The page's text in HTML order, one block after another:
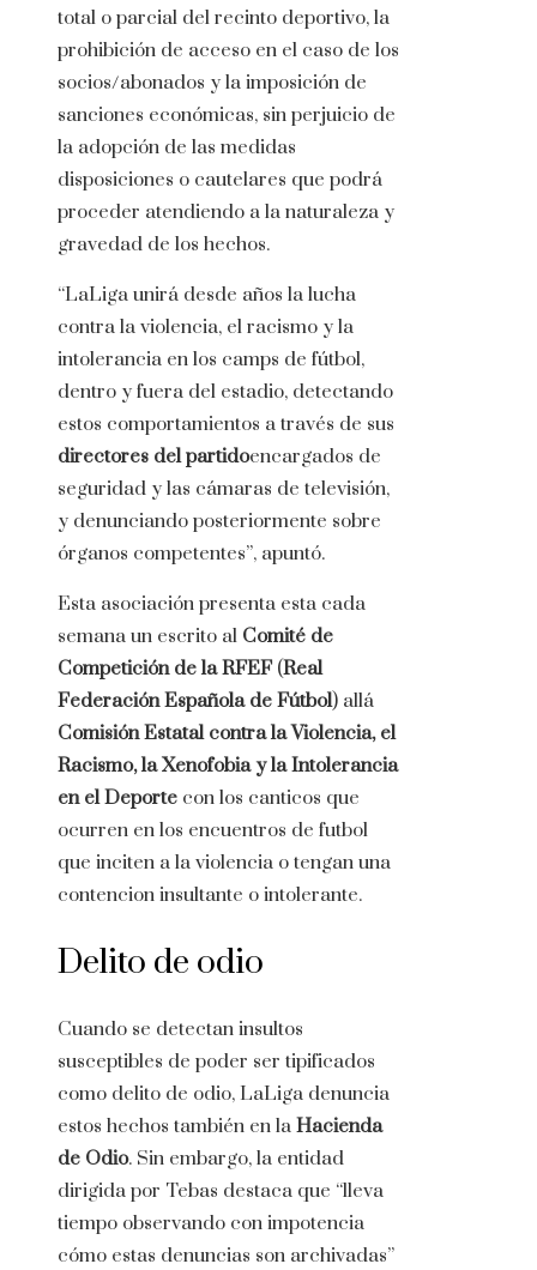
total o parcial del recinto deportivo, la
prohibición de acceso en el caso de los
socios/abonados y la imposición de
sanciones económicas, sin perjuicio de
la adopción de las medidas
disposiciones o cautelares que podrá
proceder atendiendo a la naturaleza y
gravedad de los hechos.
“LaLiga unirá desde años la lucha
contra la violencia, el racismo y la
intolerancia en los camps de fútbol, ​​
dentro y fuera del estadio, detectando
estos comportamientos a través de sus
directores del partidoencargados de
seguridad y las cámaras de televisión,
y denunciando posteriormente sobre
órganos competentes”, apuntó.
Esta asociación presenta esta cada
semana un escrito al Comité de
Competición de la RFEF(Real
Federación Española de Fútbol) allá
Comisión Estatal contra la Violencia, el
Racismo, la Xenofobia y la Intolerancia
en el Deporte con los canticos que
ocurren en los encuentros de futbol
que inciten a la violencia o tengan una
contencion insultante o intolerante.
Delito de odio
Cuando se detectan insultos
susceptibles de poder ser tipificados
como delito de odio, LaLiga denuncia
estos hechos también en la Hacienda
de Odio. Sin embargo, la entidad
dirigida por Tebas destaca que “lleva
tiempo observando con impotencia
cómo estas denuncias son archivadas”